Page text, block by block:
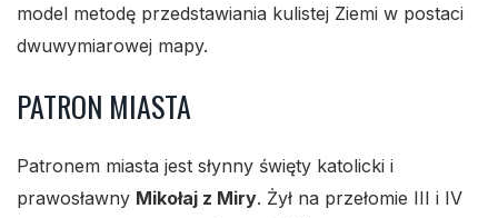
model metodę przedstawiania kulistej Ziemi w postaci
dwuwymiarowej mapy.
PATRON MIASTA
Patronem miasta jest słynny święty katolicki i
prawosławny Mikołaj z Miry. Żył na przełomie III i IV